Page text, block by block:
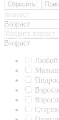
Сбросить
Возраст
Возраст
Любой
Малыш